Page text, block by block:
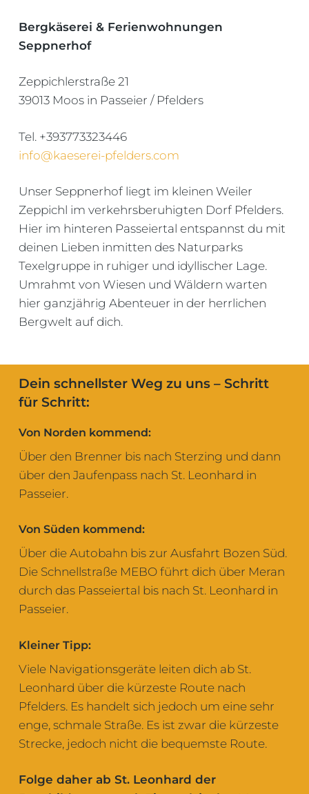
Bergkäserei & Ferienwohnungen
Seppnerhof
Zeppichlerstraße 21
39013 Moos in Passeier / Pfelders
Tel. +393773323446
info@kaeserei-pfelders.com
Unser Seppnerhof liegt im kleinen Weiler
Zeppichl im verkehrsberuhigten Dorf Pfelders.
Hier im hinteren Passeiertal entspannst du mit
deinen Lieben inmitten des Naturparks
Texelgruppe in ruhiger und idyllischer Lage.
Umrahmt von Wiesen und Wäldern warten
hier ganzjährig Abenteuer in der herrlichen
Bergwelt auf dich.
Dein schnellster Weg zu uns – Schritt
für Schritt:
Von Norden kommend:
Über den Brenner bis nach Sterzing und dann
über den Jaufenpass nach St. Leonhard in
Passeier.
Von Süden kommend:
Über die Autobahn bis zur Ausfahrt Bozen Süd.
Die Schnellstraße MEBO führt dich über Meran
durch das Passeiertal bis nach St. Leonhard in
Passeier.
Kleiner Tipp:
Viele Navigationsgeräte leiten dich ab St.
Leonhard über die kürzeste Route nach
Pfelders. Es handelt sich jedoch um eine sehr
enge, schmale Straße. Es ist zwar die kürzeste
Strecke, jedoch nicht die bequemste Route.
Folge daher ab St. Leonhard der